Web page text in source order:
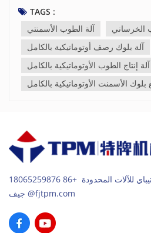
ثلاث حالات: أولاً، تصميم أوتوماتيكي
أن يبدد الحرارة بشكل فعال؛ ثانيا،
معيبة؛ ثالثا، الزيت الهيدروليكي
رصف الطوب النظام الهيدروليكي غير
أنابيب الخزان الهيدروليكي لـ آلة
إنتاج الطوب الأوتوماتيكية بالكامل سوف يتسبب في ارتفاع درجة
حرارة خزان الزيت بمرور الوقت. الوضع
الآخر هو أن التلقائي بالكامل آلة الطوب الأسمنتي لديه قوة عالية
الخزان الهيدروليكي صغير جدًا ودرجة
مرتفعة جدًا. وفي كلتا الحالتين يمكن
الزيت وأنبوب إرجاع الزيت أو يمكن
لتدوير تبديد الحرارة في خزان الزيت
تحقيق تأثير خفض درجة حرارة الزيت
لل اوتوماتيك كليا آلة صنع
TAGS :
آلة الطوب الأسمنتي
الخرساني
آلة بلوك رصف أوتوماتيكية بالكامل
آلة إنتاج الطوب الأوتوماتيكية بالكامل
بلوك الأسمنت الأوتوماتيكية بالكامل
شركة فوجيان تيباي للآلات المحدودة +86 18065259876
جيف@fjtpm.com